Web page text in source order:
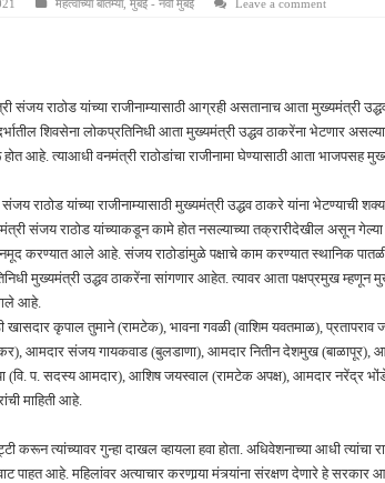
पनवेलमध्ये बैठक
महत्वाच्या बातम्या, मुंबई - नवी मुंबई Leave a comment
राठोड यांच्या राजीनाम्यासाठी आग्रही असतानाच आता मुख्यमंत्री
शिवसेना लोकप्रतिनिधी आता मुख्यमंत्री उद्धव ठाकरेंना भेटणार
आहे. त्याआधी वनमंत्री राठोडांचा राजीनामा घेण्यासाठी आता भाजपसह
राठोड यांच्या राजीनाम्यासाठी मुख्यमंत्री उद्धव ठाकरे यांना भेटण्याची
संजय राठोड यांच्याकडून कामे होत नसल्याच्या तक्रारीदेखील असून गेल्या
करण्यात आले आहे. संजय राठोडांमुळे पक्षाचे काम करण्यात स्थानिक
मुख्यमंत्री उद्धव ठाकरेंना सांगणार आहेत. त्यावर आता पक्षप्रमुख म्हणून
आहे.
खासदार कृपाल तुमाने (रामटेक), भावना गवळी (वाशिम यवतमाळ), प्रतापराव
आमदार संजय गायकवाड (बुलडाणा), आमदार नितीन देशमुख (बाळापूर),
(वि. प. सदस्य आमदार), आशिष जयस्वाल (रामटेक अपक्ष), आमदार नरेंद्र
माहिती आहे.
त्यांच्यावर गुन्हा दाखल व्हायला हवा होता. अधिवेशनाच्या आधी त्यांचा
आहे. महिलांवर अत्याचार करणार्‍या मंत्र्यांना संरक्षण देणारे हे सरकार